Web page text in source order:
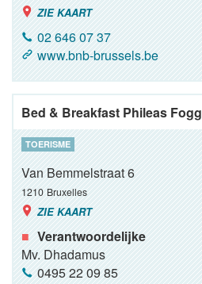
ZIE KAART
02 646 07 37
www.bnb-brussels.be
Bed & Breakfast Phileas Fogg
TOERISME
Van Bemmelstraat 6
1210 Bruxelles
ZIE KAART
Verantwoordelijke
Mv. Dhadamus
0495 22 09 85